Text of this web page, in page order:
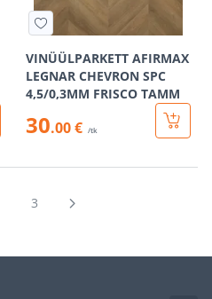
VINÜÜLPARKETT AFIRMAX
LEGNAR CHEVRON SPC
4,5/0,3MM FRISCO TAMM
30.00 € /tk
3